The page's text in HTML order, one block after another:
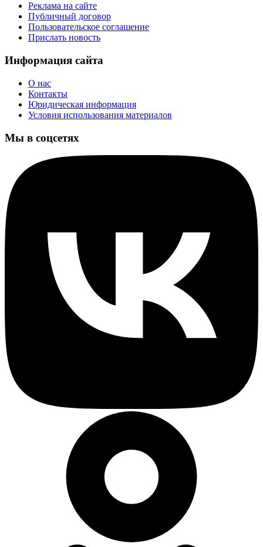
Реклама на сайте
Публичный договор
Пользовательское соглашение
Прислать новость
Информация сайта
О нас
Контакты
Юридическая информация
Условия использования материалов
Мы в соцсетях